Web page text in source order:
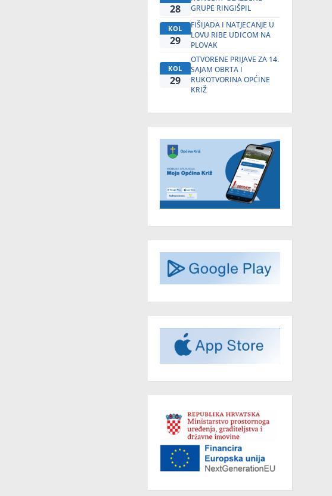
28
GRUPE RINGIŠPIL
KOL
29
FIŠIJADA I NATJECANJE U
LOVU RIBE UDICOM NA
PLOVAK
KOL
29
OTVORENE PRIJAVE ZA 14.
SAJAM OBRTA I
RUKOTVORINA OPĆINE
KRIŽ